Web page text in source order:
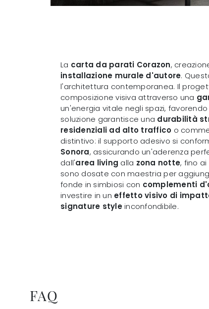
La carta da parati Corazon,
installazione murale d'autore.
l'architettura contemporanea. Il
composizione visiva attraverso una
un'energia vitale negli spazi,
soluzione garantisce una durabilità
residenziali ad alto traffico o
distintivo: il supporto adesivo si
Sonora, assicurando un'aderenza
dall'area living alla zona notte, fino ai
sono dosate con maestria per
fonde in simbiosi con complementi
investire in un effetto visivo di
signature styleinconfondibile.
FAQ